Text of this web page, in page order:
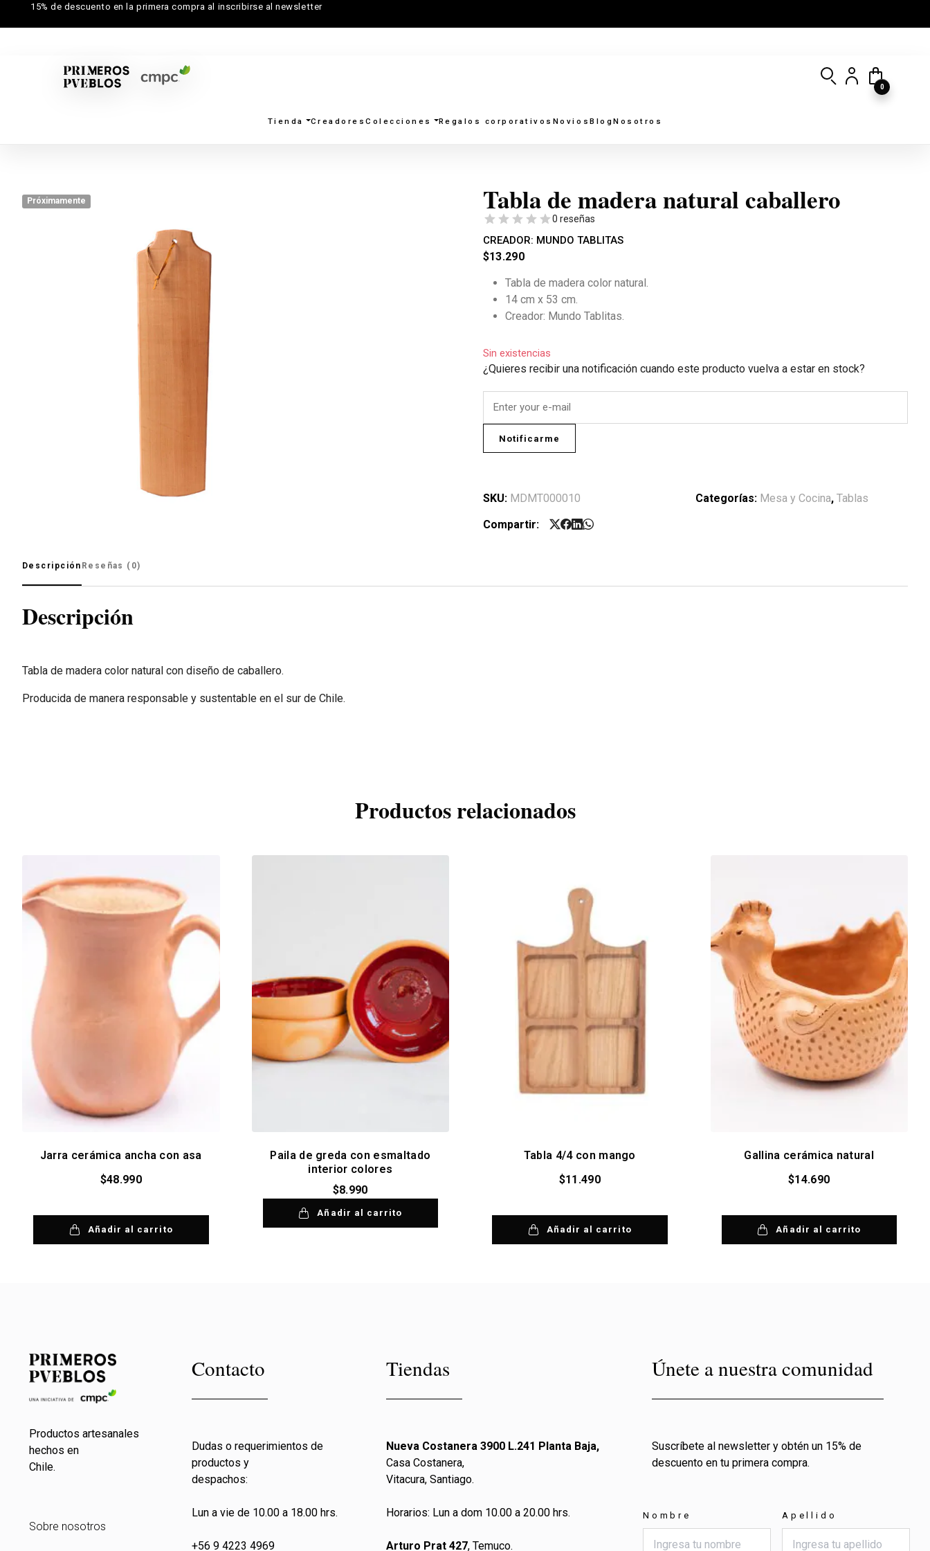
15% de descuento en la primera compra al inscribirse al newsletter
Tienda CreadoresColecciones Regalos corporativos NoviosBlogNosotros
0
Próximamente Tabla de madera natural caballero
0 reseñas
CREADOR: MUNDO TABLITAS
$13.290
Tabla de madera color natural.
14 cm x 53 cm.
Creador: Mundo Tablitas.
Sin existencias
¿Quieres recibir una notificación cuando este producto vuelva a estar en stock?
Notificarme
SKU: MDMT000010 Categorías: Mesa y Cocina, Tablas
Compartir:
Descripción Reseñas (0)
Descripción
Tabla de madera color natural con diseño de caballero.
Producida de manera responsable y sustentable en el sur de Chile.
Productos relacionados
Jarra cerámica ancha con asa
$48.990
Añadir al carrito
Paila de greda con esmaltado
interior colores
$8.990
Añadir al carrito
Tabla 4/4 con mango
$11.490
Añadir al carrito
Gallina cerámica natural
$14.690
Añadir al carrito
Productos artesanales
hechos en
Chile.
Sobre nosotros
Contacto
Dudas o requerimientos de
productos y
despachos:
Lun a vie de 10.00 a 18.00 hrs.
+56 9 4223 4969
Tiendas
Nueva Costanera 3900 L.241 Planta Baja,
Casa Costanera,
Vitacura, Santiago.
Horarios: Lun a dom 10.00 a 20.00 hrs.
Arturo Prat 427, Temuco.
Únete a nuestra comunidad
Suscríbete al newsletter y obtén un 15% de
descuento en tu primera compra.
Nombre Apellido